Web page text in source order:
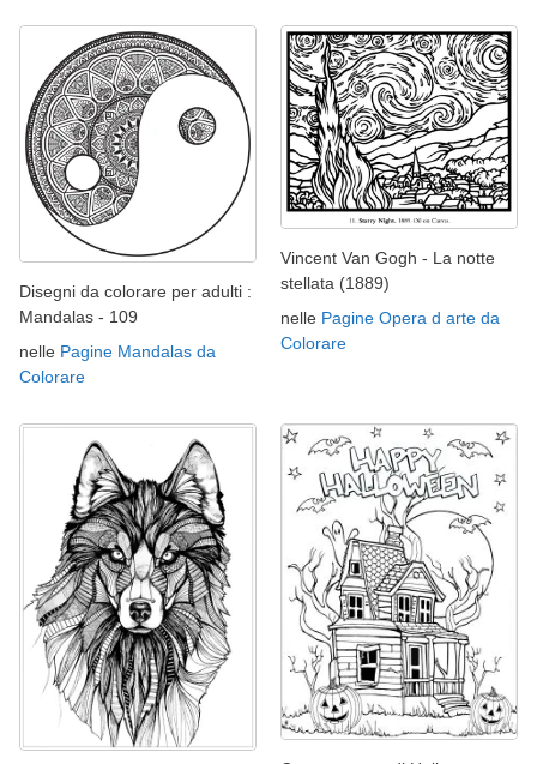
Disegni da colorare per adulti :
Mandalas - 109
nelle Pagine Mandalas da
Colorare
Vincent Van Gogh - La notte
stellata (1889)
nelle Pagine Opera d arte da
Colorare